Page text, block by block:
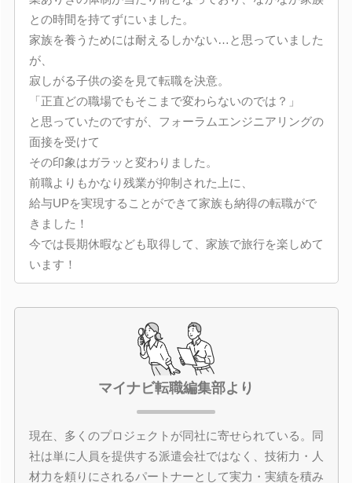
との時間を持てずにいました。
家族を養うためには耐えるしかない…と思っていました
が、
寂しがる子供の姿を見て転職を決意。
「正直どの職場でもそこまで変わらないのでは？」
と思っていたのですが、フォーラムエンジニアリングの
面接を受けて
その印象はガラッと変わりました。
前職よりもかなり残業が抑制された上に、
給与UPを実現することができて家族も納得の転職がで
きました！
今では長期休暇なども取得して、家族で旅行を楽しめて
います！
マイナビ転職編集部より
現在、多くのプロジェクトが同社に寄せられている。同
社は単に人員を提供する派遣会社ではなく、技術力・人
材力を頼りにされるパートナーとして実力・実績を積み